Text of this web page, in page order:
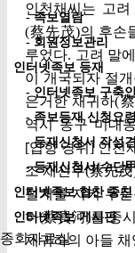
- 족보열람
- 회원정보관리
인터넷족보 등재
- 인터넷족보 구축
- 족보등재 신청요령
- 등재신청서 작성
- 등재신청서(수단
인터넷족보 협찬 종친
인터넷족보 게시판
종회자료실
인천채씨는 고
(蔡先茂)의 후손
루었다. 고려 말
이 개국되자 절
은거한 채귀하(
역시 동구 미대
[입향 경위] 인천
조 채선무(蔡先
절개를 지켜 두
하(蔡貴河)를 중
채귀하의 아들